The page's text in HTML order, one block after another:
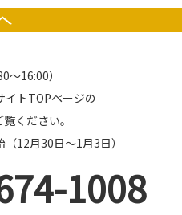
～16:00）
イトTOPページの
ください。
12月30日～1月3日）
1008